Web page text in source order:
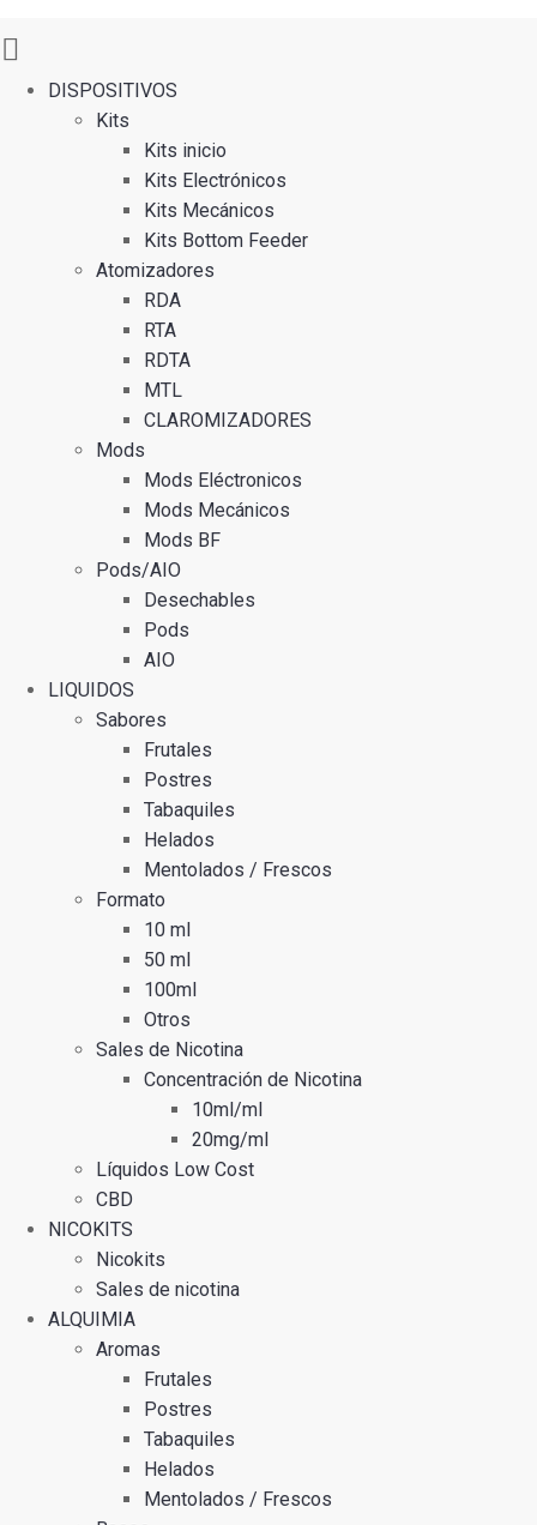
DISPOSITIVOS
Kits
Kits inicio
Kits Electrónicos
Kits Mecánicos
Kits Bottom Feeder
Atomizadores
RDA
RTA
RDTA
MTL
CLAROMIZADORES
Mods
Mods Eléctronicos
Mods Mecánicos
Mods BF
Pods/AIO
Desechables
Pods
AIO
LIQUIDOS
Sabores
Frutales
Postres
Tabaquiles
Helados
Mentolados / Frescos
Formato
10 ml
50 ml
100ml
Otros
Sales de Nicotina
Concentración de Nicotina
10ml/ml
20mg/ml
Líquidos Low Cost
CBD
NICOKITS
Nicokits
Sales de nicotina
ALQUIMIA
Aromas
Frutales
Postres
Tabaquiles
Helados
Mentolados / Frescos